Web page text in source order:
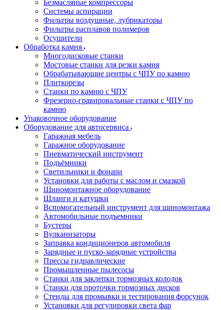
Безмасляные компрессоры
Системы аспирации
Фильтры воздушные, лубрикаторы
Фильтры расплавов полимеров
Осушители
Обработка камня
Многодисковые станки
Мостовые станки для резки камня
Обрабатывающие центры с ЧПУ по камню
Плиткорезы
Станки по камню с ЧПУ
Фрезерно-гравировальные станки с ЧПУ по
камню
Упаковочное оборудование
Оборудование для автосервиса
Гаражная мебель
Гаражное оборудование
Пневматический инструмент
Подъёмники
Светильники и фонари
Установки для работы с маслом и смазкой
Шиномонтажное оборудование
Шланги и катушки
Вспомогательный инструмент для шиномонтажа
Автомобильные подъемники
Бустеры
Вулканизаторы
Заправка кондиционеров автомобиля
Зарядные и пуско-зарядные устройства
Прессы гидравлические
Промышленные пылесосы
Станки для заклепки тормозных колодок
Станки для проточки тормозных дисков
Стенды для промывки и тестирования форсунок
Установки для регулировки света фар